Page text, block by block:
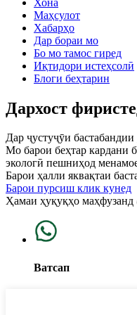
Маҳсулот
Хабарҳо
Дар бораи мо
Бо мо тамос гиред
Иқтидори истеҳсолӣ
Блоги беҳтарин
Дархост
Дар ҷустуҷӯи
Мо барои беҳтар кардани
экологӣ пешниҳод
Барои ҳалли яквақтаи
Барои пурсиш клик кунед
Ҳамаи ҳуқуқҳо
Ватсап